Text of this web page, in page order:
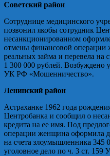
Советский район
Сотруднице медицинского
позвонил якобы сотрудник
несанкционированном
отмены финансовой операции
реальных займа и перевела на
1 300 000 рублей. Возбуждено
УК РФ «Мошенничество».
Ленинский район
Астраханке 1962 года
Центробанка и сообщил о
кредита на ее имя. Под
операции женщина оформила
на счета злоумышленника 345
уголовное дело по ч. 3 ст.